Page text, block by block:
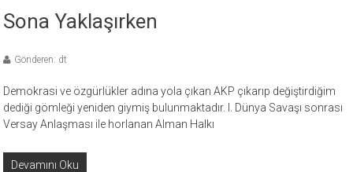
Sona Yaklaşırken
Gönderen: dt
Demokrasi ve özgürlükler adına yola çıkan AKP çıkarıp değiştirdiğim
dediği gömleği yeniden giymiş bulunmaktadır. I. Dünya Savaşı sonrası
Versay Anlaşması ile horlanan Alman Halkı
Devamını Oku